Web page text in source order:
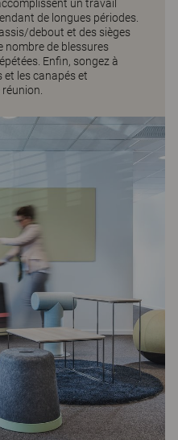
un travail
de longues périodes.
debout et des sièges
nombre de blessures
Enfin, songez à
et les canapés et